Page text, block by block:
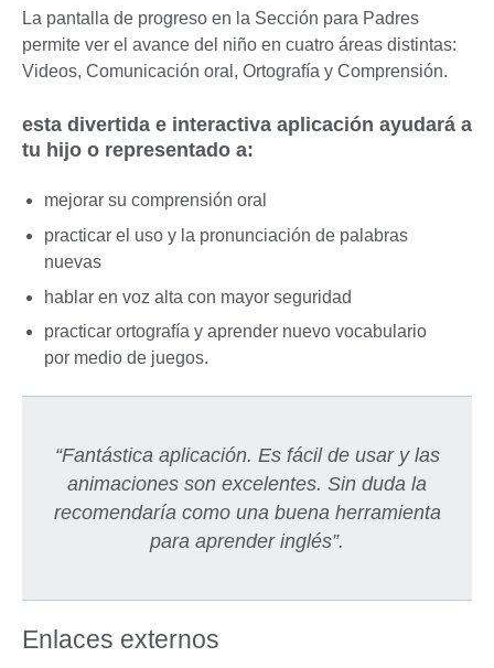
La pantalla de progreso en la Sección para Padres
permite ver el avance del niño en cuatro áreas distintas:
Videos, Comunicación oral, Ortografía y Comprensión.
esta divertida e interactiva aplicación ayudará a
tu hijo o representado a:
mejorar su comprensión oral
practicar el uso y la pronunciación de palabras
nuevas
hablar en voz alta con mayor seguridad
practicar ortografía y aprender nuevo vocabulario
por medio de juegos.
“Fantástica aplicación. Es fácil de usar y las
animaciones son excelentes. Sin duda la
recomendaría como una buena herramienta
para aprender inglés”.
Enlaces externos